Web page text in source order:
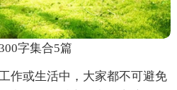
字集合5篇
作或生活中，大家都不可避免